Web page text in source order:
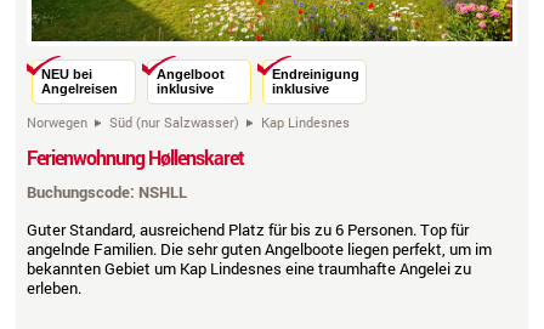
NEU bei
Angelreisen
Angelboot
inklusive
Endreinigung
inklusive
Norwegen Süd (nur Salzwasser) Kap Lindesnes
Ferienwohnung Høllenskaret
Buchungscode: NSHLL
Guter Standard, ausreichend Platz für bis zu 6 Personen. Top für
angelnde Familien. Die sehr guten Angelboote liegen perfekt, um im
bekannten Gebiet um Kap Lindesnes eine traumhafte Angelei zu
erleben.